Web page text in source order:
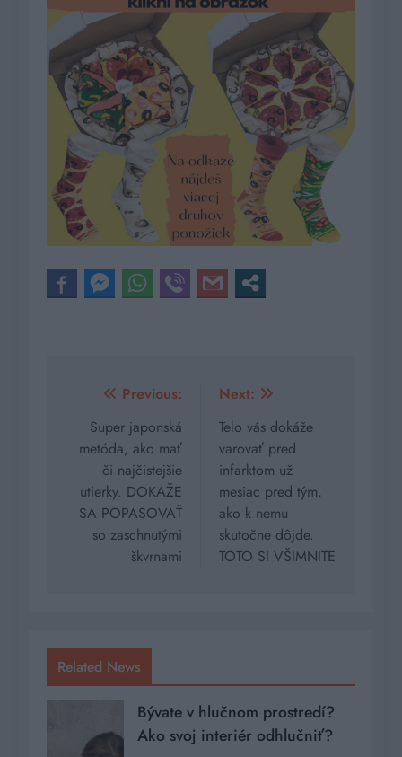
Navigácia
článku
Previous:
Super japonská
metóda, ako mať
či najčistejšie
utierky. DOKAŽE
SA POPASOVAŤ
so zaschnutými
škvrnami
Next:
Telo vás dokáže
varovať pred
infarktom už
mesiac pred tým,
ako k nemu
skutočne dôjde.
TOTO SI VŠIMNITE
Related News
Bývate v hlučnom prostredí?
Ako svoj interiér odhlučniť?